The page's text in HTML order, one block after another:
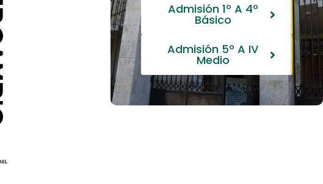
Admisión 1º A 4º
Básico
Admisión 5º A IV
Medio